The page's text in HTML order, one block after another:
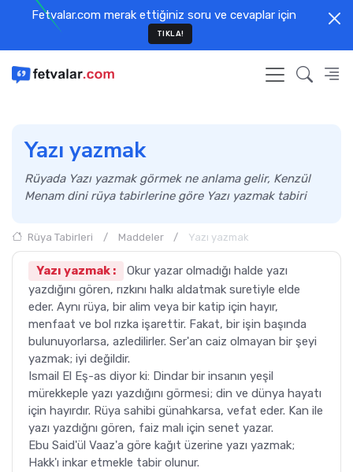
Fetvalar.com merak ettiğiniz soru ve cevaplar için
TIKLA!
Yazı yazmak
Rüyada Yazı yazmak görmek ne anlama gelir, Kenzül
Menam dini rüya tabirlerine göre Yazı yazmak tabiri
Rüya Tabirleri Maddeler Yazı yazmak
Yazı yazmak :
Okur yazar olmadığı halde yazı
yazdığını gören, rızkını halkı aldatmak suretiyle elde
eder. Aynı rüya, bir alim veya bir katip için hayır,
menfaat ve bol rızka işarettir. Fakat, bir işin başında
bulunuyorlarsa, azledilirler. Ser'an caiz olmayan bir şeyi
yazmak; iyi değildir.
Ismail El Eş-as diyor ki: Dindar bir insanın yeşil
mürekkeple yazı yazdığını görmesi; din ve dünya hayatı
için hayırdır. Rüya sahibi günahkarsa, vefat eder. Kan ile
yazı yazdığnı gören, faiz malı için senet yazar.
Ebu Said'ül Vaaz'a göre kağıt üzerine yazı yazmak;
Hakk'ı inkar etmekle tabir olunur.